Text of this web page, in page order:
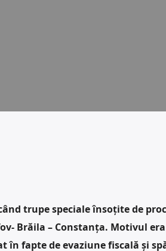
trupe speciale însoțite de
Brăila – Constanța. Motivul
fapte de evaziune fiscală și